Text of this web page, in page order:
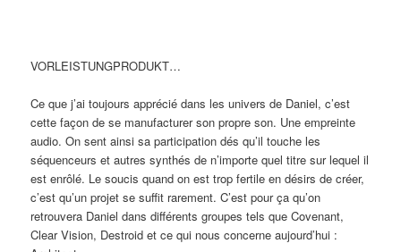
VORLEISTUNGPRODUKT…
Ce que j’ai toujours apprécié dans les univers de Daniel, c’est
cette façon de se manufacturer son propre son. Une empreinte
audio. On sent ainsi sa participation dés qu’il touche les
séquenceurs et autres synthés de n’importe quel titre sur lequel il
est enrôlé. Le soucis quand on est trop fertile en désirs de créer,
c’est qu’un projet se suffit rarement. C’est pour ça qu’on
retrouvera Daniel dans différents groupes tels que Covenant,
Clear Vision, Destroid et ce qui nous concerne aujourd’hui :